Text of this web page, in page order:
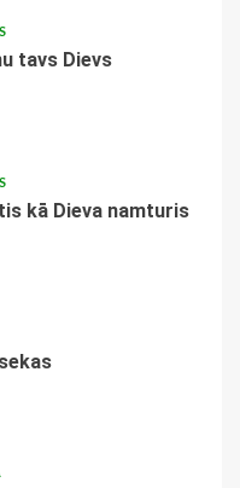
tavs Dievs
kā Dieva namturis